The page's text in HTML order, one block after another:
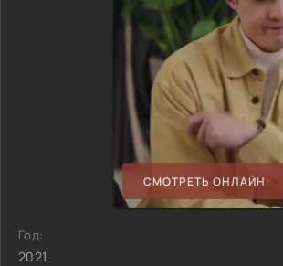
СМОТРЕТЬ ОНЛАЙН
Год:
2021